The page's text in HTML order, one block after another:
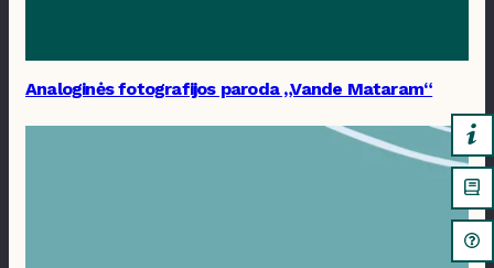
Analoginės fotografijos paroda „Vande Mataram“